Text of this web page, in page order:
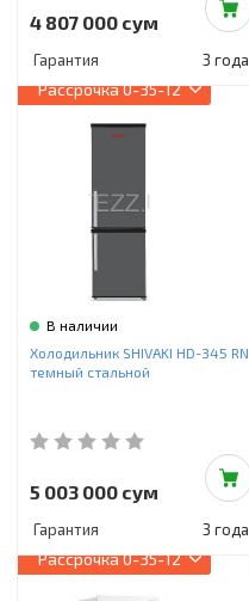
4 807 000 сум
Гарантия 3 года
Рассрочка0-35-12
В наличии
Холодильник SHIVAKI HD-345 RN
темный стальной
5 003 000 сум
Гарантия 3 года
Рассрочка0-35-12